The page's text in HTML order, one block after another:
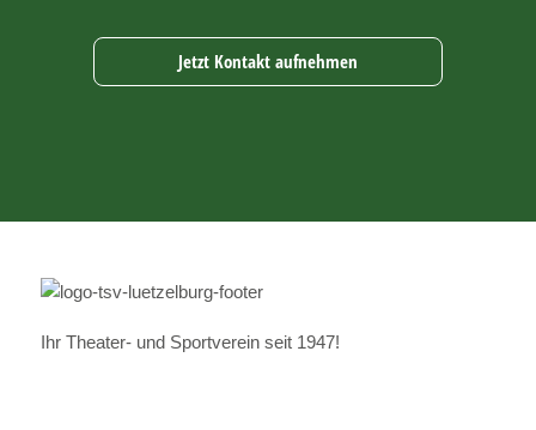
Jetzt Kontakt aufnehmen
Ihr Theater- und Sportverein seit 1947!